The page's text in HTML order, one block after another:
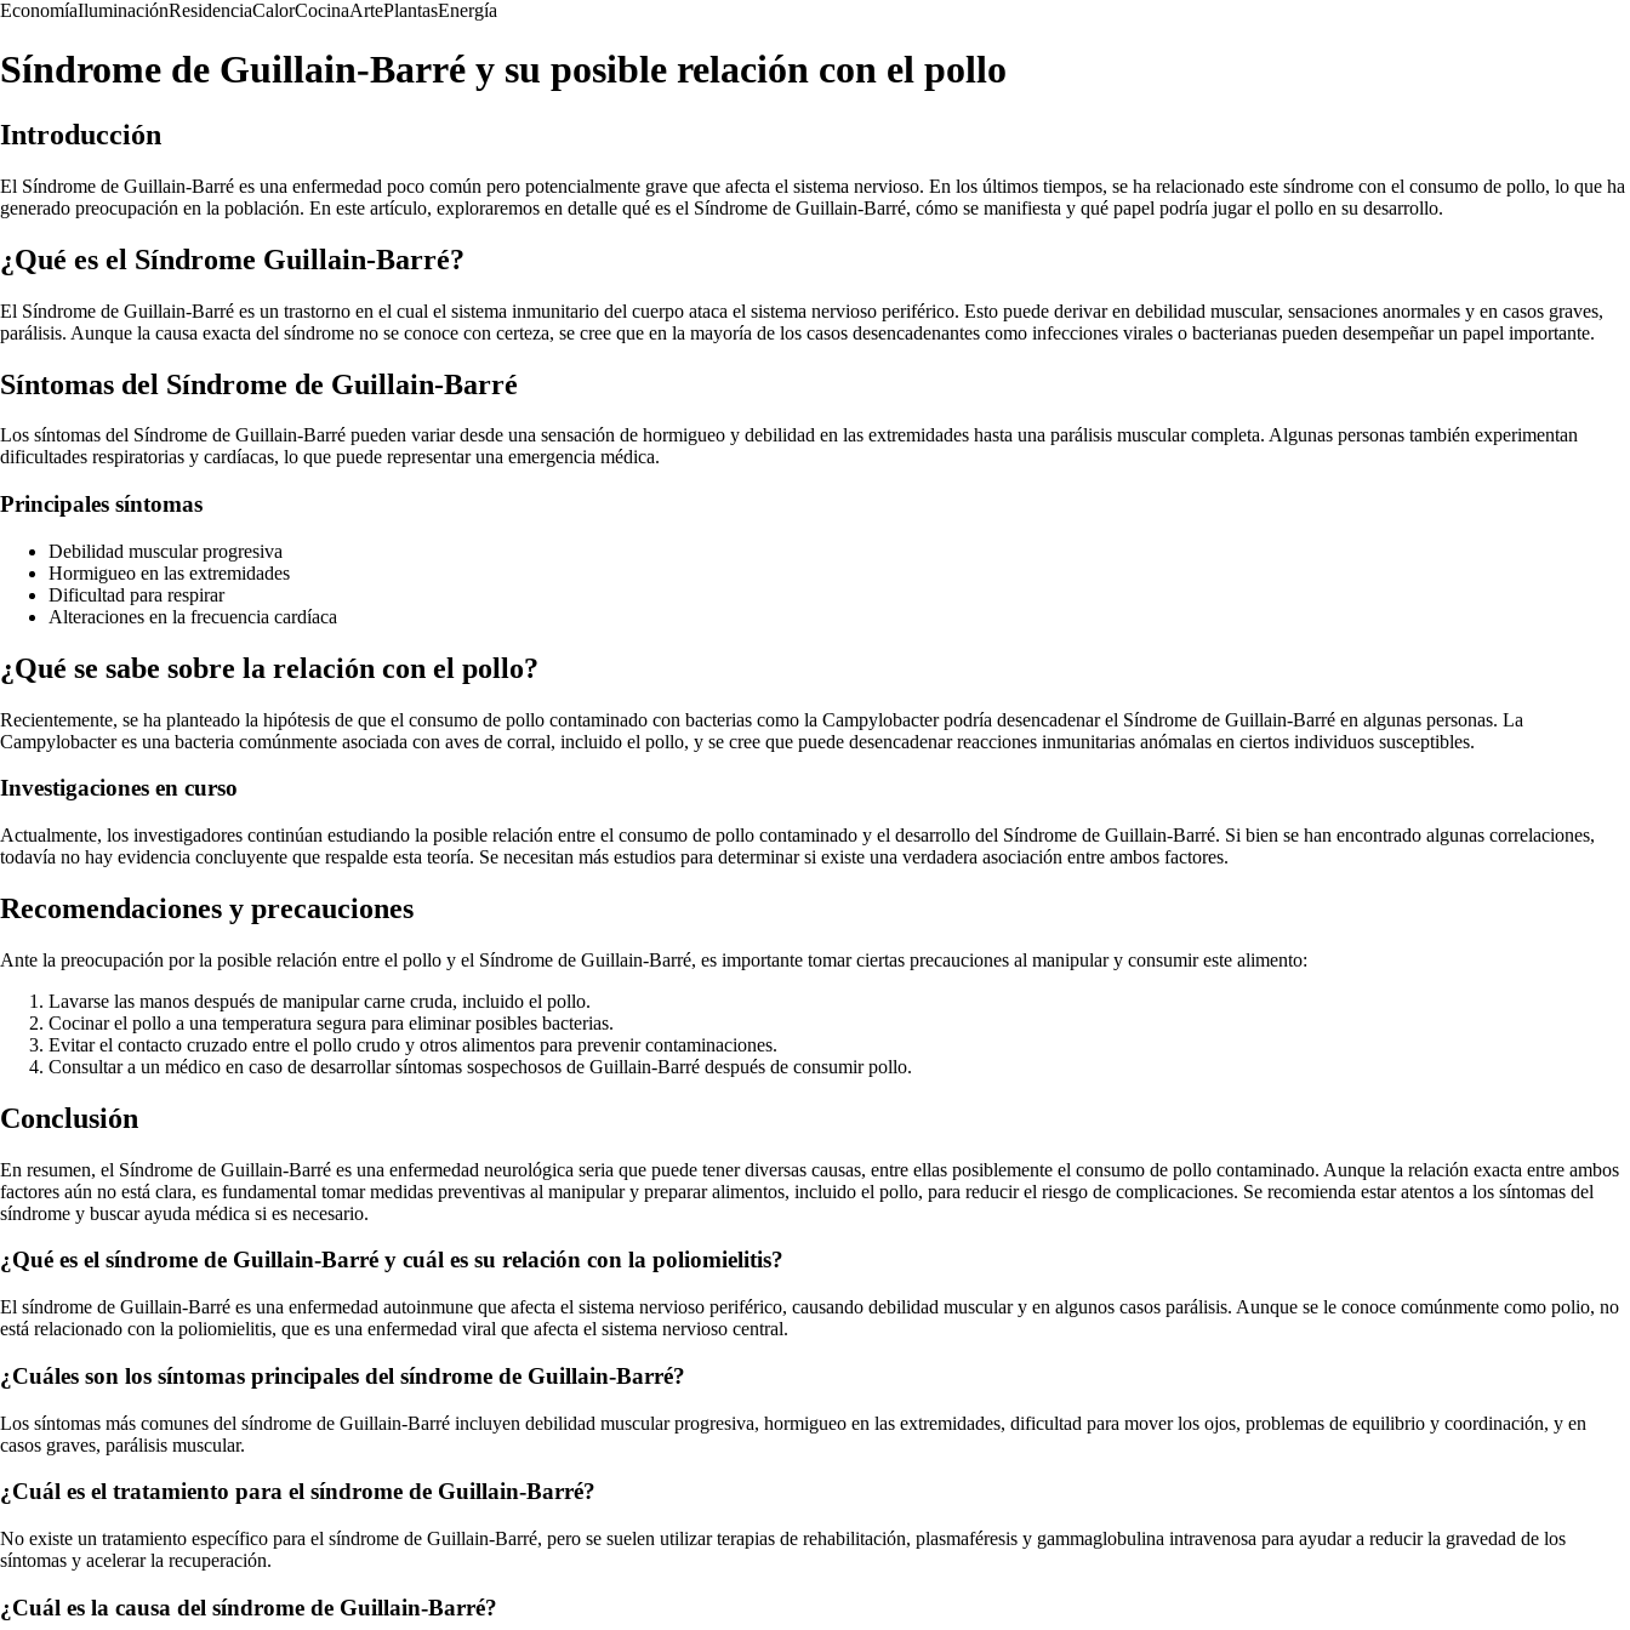
EconomíaIluminaciónResidenciaCalorCocinaArtePlantasEnergía
Síndrome de Guillain-Barré y su posible relación con el pollo
Introducción
El Síndrome de Guillain-Barré es una enfermedad poco común pero potencialmente grave que afecta el sistema nervioso. En los últimos tiempos, se ha relacionado este síndrome con el consumo de pollo, lo que ha
generado preocupación en la población. En este artículo, exploraremos en detalle qué es el Síndrome de Guillain-Barré, cómo se manifiesta y qué papel podría jugar el pollo en su desarrollo.
¿Qué es el Síndrome Guillain-Barré?
El Síndrome de Guillain-Barré es un trastorno en el cual el sistema inmunitario del cuerpo ataca el sistema nervioso periférico. Esto puede derivar en debilidad muscular, sensaciones anormales y en casos graves,
parálisis. Aunque la causa exacta del síndrome no se conoce con certeza, se cree que en la mayoría de los casos desencadenantes como infecciones virales o bacterianas pueden desempeñar un papel importante.
Síntomas del Síndrome de Guillain-Barré
Los síntomas del Síndrome de Guillain-Barré pueden variar desde una sensación de hormigueo y debilidad en las extremidades hasta una parálisis muscular completa. Algunas personas también experimentan
dificultades respiratorias y cardíacas, lo que puede representar una emergencia médica.
Principales síntomas
Debilidad muscular progresiva
Hormigueo en las extremidades
Dificultad para respirar
Alteraciones en la frecuencia cardíaca
¿Qué se sabe sobre la relación con el pollo?
Recientemente, se ha planteado la hipótesis de que el consumo de pollo contaminado con bacterias como la Campylobacter podría desencadenar el Síndrome de Guillain-Barré en algunas personas. La
Campylobacter es una bacteria comúnmente asociada con aves de corral, incluido el pollo, y se cree que puede desencadenar reacciones inmunitarias anómalas en ciertos individuos susceptibles.
Investigaciones en curso
Actualmente, los investigadores continúan estudiando la posible relación entre el consumo de pollo contaminado y el desarrollo del Síndrome de Guillain-Barré. Si bien se han encontrado algunas correlaciones,
todavía no hay evidencia concluyente que respalde esta teoría. Se necesitan más estudios para determinar si existe una verdadera asociación entre ambos factores.
Recomendaciones y precauciones
Ante la preocupación por la posible relación entre el pollo y el Síndrome de Guillain-Barré, es importante tomar ciertas precauciones al manipular y consumir este alimento:
Lavarse las manos después de manipular carne cruda, incluido el pollo.
Cocinar el pollo a una temperatura segura para eliminar posibles bacterias.
Evitar el contacto cruzado entre el pollo crudo y otros alimentos para prevenir contaminaciones.
Consultar a un médico en caso de desarrollar síntomas sospechosos de Guillain-Barré después de consumir pollo.
Conclusión
En resumen, el Síndrome de Guillain-Barré es una enfermedad neurológica seria que puede tener diversas causas, entre ellas posiblemente el consumo de pollo contaminado. Aunque la relación exacta entre ambos
factores aún no está clara, es fundamental tomar medidas preventivas al manipular y preparar alimentos, incluido el pollo, para reducir el riesgo de complicaciones. Se recomienda estar atentos a los síntomas del
síndrome y buscar ayuda médica si es necesario.
¿Qué es el síndrome de Guillain-Barré y cuál es su relación con la poliomielitis?
El síndrome de Guillain-Barré es una enfermedad autoinmune que afecta el sistema nervioso periférico, causando debilidad muscular y en algunos casos parálisis. Aunque se le conoce comúnmente como polio, no
está relacionado con la poliomielitis, que es una enfermedad viral que afecta el sistema nervioso central.
¿Cuáles son los síntomas principales del síndrome de Guillain-Barré?
Los síntomas más comunes del síndrome de Guillain-Barré incluyen debilidad muscular progresiva, hormigueo en las extremidades, dificultad para mover los ojos, problemas de equilibrio y coordinación, y en
casos graves, parálisis muscular.
¿Cuál es el tratamiento para el síndrome de Guillain-Barré?
No existe un tratamiento específico para el síndrome de Guillain-Barré, pero se suelen utilizar terapias de rehabilitación, plasmaféresis y gammaglobulina intravenosa para ayudar a reducir la gravedad de los
síntomas y acelerar la recuperación.
¿Cuál es la causa del síndrome de Guillain-Barré?